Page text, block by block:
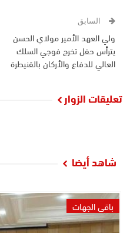
السابق
ولي العهد الأمير مولاي الحسن
يترأس حفل تخرج فوجي السلك
العالي للدفاع والأركان بالقنيطرة
تعليقات الزوار
شاهد أيضا
باقي الجهات